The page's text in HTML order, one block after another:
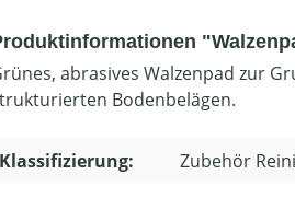
abrasives Walzenpad zur
Bodenbelägen.
Klassifizierung: Zubehör